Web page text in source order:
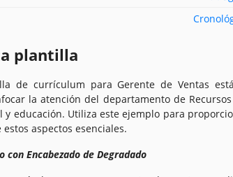
plantilla
de currículum para Gerente de Ventas
la atención del departamento de
y educación. Utiliza este ejemplo para
aspectos esenciales.
con Encabezado de Degradado